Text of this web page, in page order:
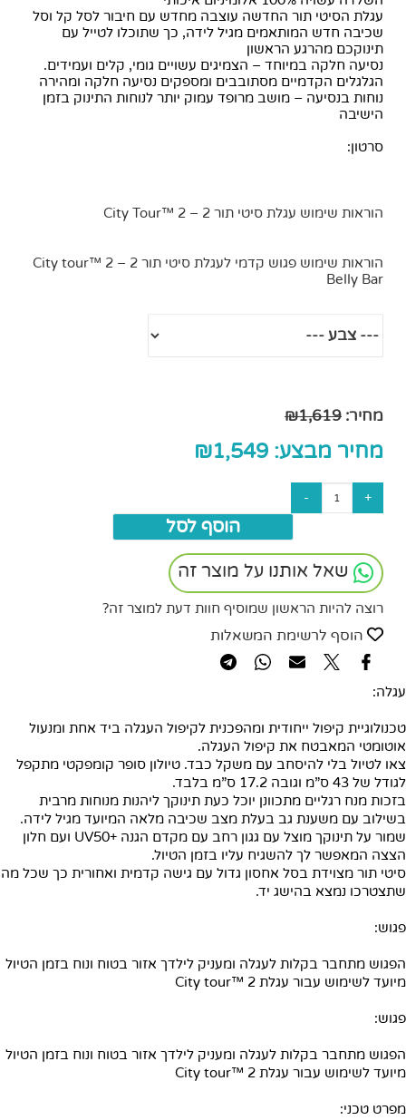
עגלת הסיטי תור החדשה עוצבה מחדש עם חיבור לסל קל וסל
שכיבה חדש המותאמים מגיל לידה, כך שתוכלו לטייל עם
תינוקכם מהרגע הראשון
נסיעה חלקה במיוחד – הצמיגים עשויים גומי, קלים ועמידים.
הגלגלים הקדמיים מסתובבים ומספקים נסיעה חלקה ומהירה
נוחות בנסיעה – מושב מרופד עמוק יותר לנוחות התינוק בזמן
הישיבה
סרטון:
הוראות שימוש עגלת סיטי תור 2 – City Tour™ 2
הוראות שימוש פגוש קדמי לעגלת סיטי תור 2 – City tour™ 2
Belly Bar
מחיר: ₪1,619
מחיר מבצע: ₪1,549
הוסף לסל
שאל אותנו על מוצר זה
רוצה להיות הראשון שמוסיף חוות דעת למוצר זה?
הוסף לרשימת המשאלות
עגלה:
טכנולוגיית קיפול ייחודית ומהפכנית לקיפול העגלה ביד אחת ומנעול
אוטומטי המאבטח את קיפול העגלה.
צאו לטיול בלי להיסחב עם משקל כבד. טיולון סופר קומפקטי מתקפל
לגודל של 43 ס”מ וגובה 17.2 ס”מ בלבד.
בזכות מנח רגליים מתכוונן יוכל כעת תינוקך ליהנות מנוחות מרבית
בשילוב עם משענת גב בעלת מצב שכיבה מלאה המיועד מגיל לידה.
שמור על תינוקך מוצל עם גגון רחב עם מקדם הגנה +UV50 ועם חלון
הצצה המאפשר לך להשגיח עליו בזמן הטיול.
סיטי תור מצוידת בסל אחסון גדול עם גישה קדמית ואחורית כך שכל מה
שתצטרכו נמצא בהישג יד.
פגוש:
הפגוש מתחבר בקלות לעגלה ומעניק לילדך אזור בטוח ונוח בזמן הטיול
מיועד לשימוש עבור עגלת City tour™ 2
פגוש:
הפגוש מתחבר בקלות לעגלה ומעניק לילדך אזור בטוח ונוח בזמן הטיול
מיועד לשימוש עבור עגלת City tour™ 2
מפרט טכני: